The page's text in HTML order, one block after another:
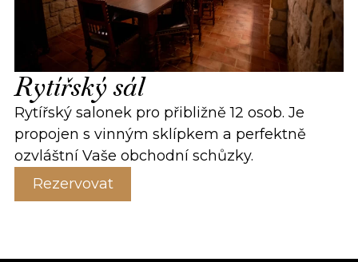
Rytířský sál
Rytířský salonek pro přibližně 12 osob. Je
propojen s vinným sklípkem a perfektně
ozvláštní Vaše obchodní schůzky.
Rezervovat